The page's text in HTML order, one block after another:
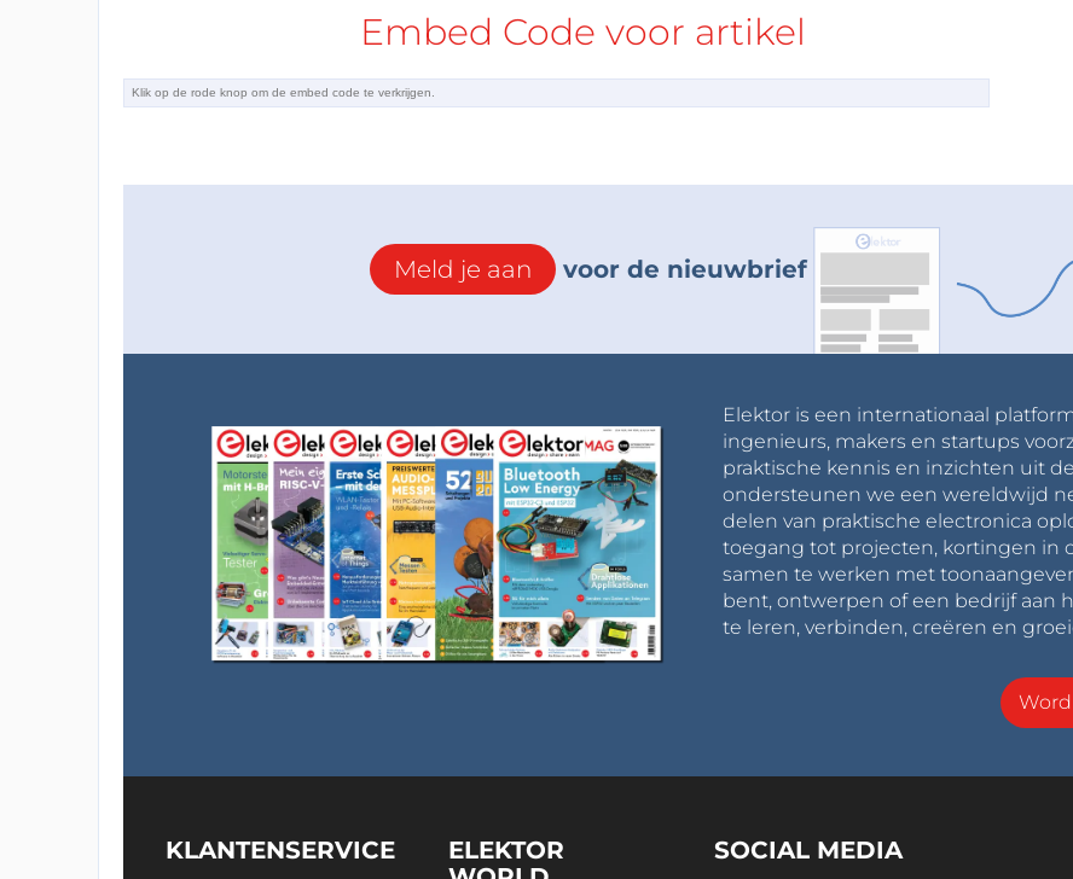
Embed Code voor artikel
Meld je aan voor de nieuwbrief
Elektor is een internationaal
ingenieurs, makers en startups
praktische kennis en inzichten uit
ondersteunen we een wereldwijd
delen van praktische electronica
toegang tot projecten, kortingen in
samen te werken met
bent, ontwerpen of een bedrijf aan
te leren, verbinden, creëren en
KLANTENSERVICE
ELEKTOR
SOCIAL MEDIA